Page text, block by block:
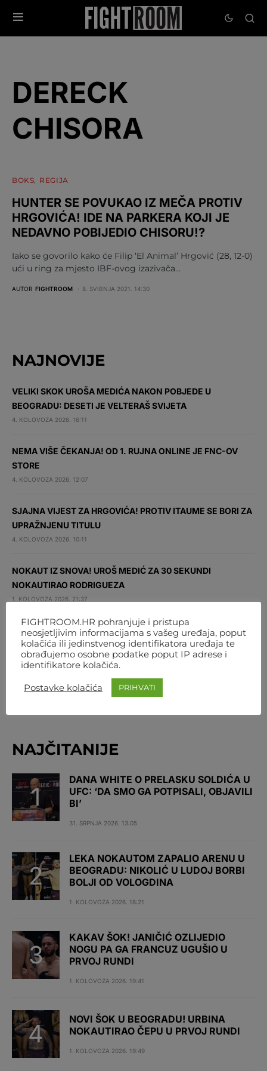
DERECK
CHISORA
BOKS REGIJA
HUNTER SE POVUKAO IZ MEČA PROTIV
HRGOVIĆA! IDE NA PARKERA KOJI JE
NEDAVNO POBIJEDIO CHISORU!?
Iako se govorilo kako će Filip ‘El Animal’ Hrgović (28, 12-0)
ući u ring za mjesto IBF-ovog izazivača…
AUTOR FIGHTROOM 8. SVIBNJA 2021. 14:30
NAJNOVIJE
VELIKI SKOK UROŠA MEDIĆA NAKON POBJEDE U
BEOGRADU: DESETI JE VELTERAŠ SVIJETA
4. KOLOVOZA 2026. 16:11
NEMA VIŠE ČEKANJA! OD 1. RUJNA ONLINE JE FNC-OV
STORE
4. KOLOVOZA 2026. 12:07
SJAJNA VIJEST ZA HRGOVIĆA! PROTIV ITAUME SE BORI ZA
UPRAŽNJENU TITULU
4. KOLOVOZA 2026. 10:11
NOKAUT IZ SNOVA! UROŠ MEDIĆ ZA 30 SEKUNDI
NOKAUTIRAO RODRIGUEZA
1. KOLOVOZA 2026. 21:37
STIRLING I DALJE NEPORAŽEN! NOKAUTIRAO
BLACHOWICZA U PRVOJ RUNDI
1. KOLOVOZA 2026. 21:10
NAJČITANIJE
DANA WHITE O PRELASKU SOLDIĆA U
UFC: ‘DA SMO GA POTPISALI, OBJAVILI
BI’
31. SRPNJA 2026. 13:05
LEKA NOKAUTOM ZAPALIO ARENU U
BEOGRADU: NIKOLIĆ U LUDOJ BORBI
BOLJI OD VOLOGDINA
1. KOLOVOZA 2026. 18:21
KAKAV ŠOK! JANIČIĆ OZLIJEDIO
NOGU PA GA FRANCUZ UGUŠIO U
PRVOJ RUNDI
1. KOLOVOZA 2026. 19:41
NOVI ŠOK U BEOGRADU! URBINA
NOKAUTIRAO ČEPU U PRVOJ RUNDI
1. KOLOVOZA 2026. 19:49
FIGHTROOM.HR pohranjuje i pristupa
neosjetljivim informacijama s vašeg uređaja, poput
kolačića ili jedinstvenog identifikatora uređaja te
obrađujemo osobne podatke poput IP adrese i
identifikatore kolačića.
Postavke kolačića PRIHVATI